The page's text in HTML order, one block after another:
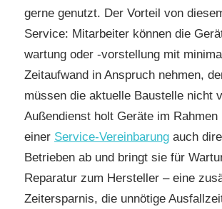
gerne genutzt. Der Vorteil von
Service: Mitarbeiter können die
wartung oder -vorstellung mit
Zeitaufwand in Anspruch nehmen,
müssen die aktuelle Baustelle nicht
Außendienst holt Geräte im Rahmen
einer Service-Vereinbarung auch
Betrieben ab und bringt sie für
Reparatur zum Hersteller – eine
Zeitersparnis, die unnötige